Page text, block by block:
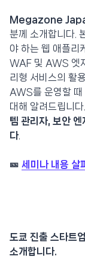
Megazone
분께 소개합니다.
야 하는 웹 애플리
WAF 및 AWS 엣
리형 서비스의 활
AWS를 운영할 때
대해 알려드립니다.
템 관리자, 보안 엔
다
🎫 세미나 내용 살
도쿄 진출 스타
소개합니다.